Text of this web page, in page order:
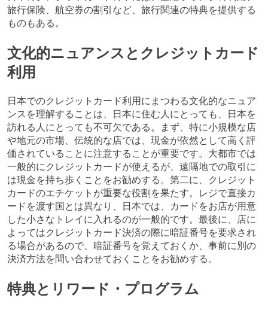
旅行保険、航空券の割引など、旅行関連の特典を提供する
ものもある。
文化的ニュアンスとクレジットカード
利用
日本でのクレジットカード利用にまつわる文化的なニュア
ンスを理解することは、日本に住む人にとっても、日本を
訪れる人にとっても不可欠である。まず、特に小規模な店
や地元の市場、伝統的な店では、現金が依然として高く評
価されていることに注意することが重要です。大都市では
一般的にクレジットカードが使えるが、遠隔地での取引に
は現金を持ち歩くことをお勧めする。第二に、クレジット
カードのエチケットが重要な役割を果たす。レジで直接カ
ードを渡す国とは異なり、日本では、カードをお店が用意
した小さなトレイに入れるのが一般的です。最後に、店に
よってはクレジットカード決済の際に暗証番号を要求され
る場合があるので、暗証番号を覚えておくか、事前に別の
決済方法を問い合わせておくことをお勧めする。
特典とリワード・プログラム